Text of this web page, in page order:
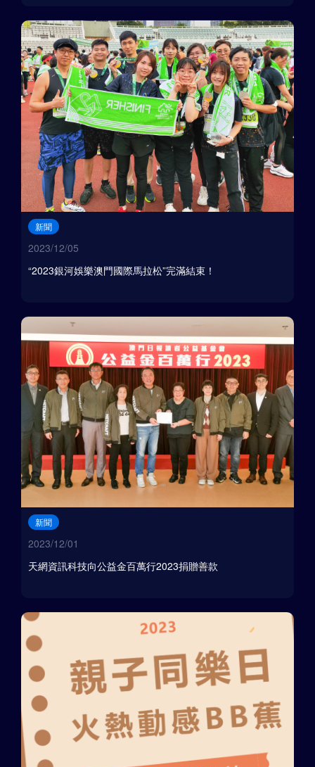
新聞
2023/12/05
“2023銀河娛樂澳門國際馬拉松”完滿結束！
新聞
2023/12/01
天網資訊科技向公益金百萬行2023捐贈善款